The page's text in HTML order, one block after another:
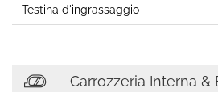
Testina d'ingrassaggio
Carrozzeria Interna &